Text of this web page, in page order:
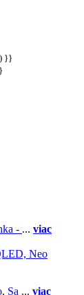
}}
- ... viac
Neo
Sa ... viac